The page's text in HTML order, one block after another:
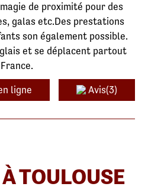
de proximité pour des
galas etc.Des prestations
son également possible.
et se déplacent partout
ligne Avis(3)
TOULOUSE